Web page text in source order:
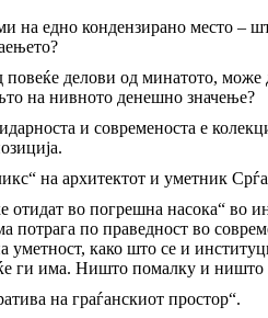
на едно кондензирано место –
повеќе делови од минатото,
на нивното денешно значење?
и современоста е
на архитектот и уметник
во погрешна насока“ во
потрага по праведност во
како што се и
ги има. Ништо помалку и ништо
на граѓанскиот простор“.